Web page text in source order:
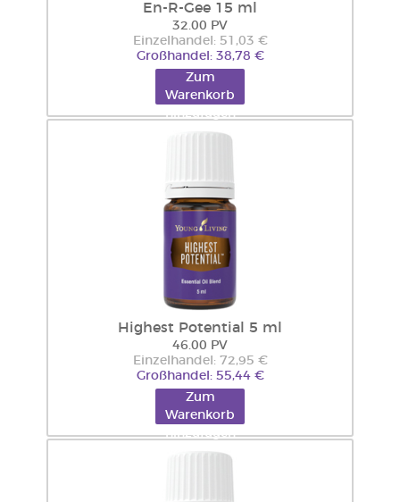
En-R-Gee 15 ml
32.00 PV
Einzelhandel: 51,03 €
Großhandel: 38,78 €
Zum
Warenkorb
hinzufügen
Highest Potential 5 ml
46.00 PV
Einzelhandel: 72,95 €
Großhandel: 55,44 €
Zum
Warenkorb
hinzufügen